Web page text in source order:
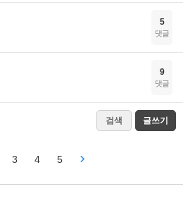
5
댓글
9
댓글
검색 글쓰기
3 4 5